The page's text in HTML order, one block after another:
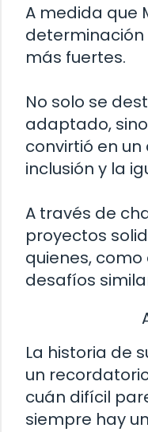
A medida que
más fuertes.
No solo se
adaptado,
convirtió en
inclusión y la
A través de
proyectos
quienes,
desafíos
La historia de
un
cuán difícil
siempre hay